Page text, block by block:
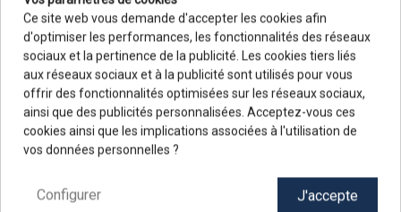
INFOS PRODUIT
Page de garde : Sans (6 feuillets) ou Avec (7
feuillets)
Format : 33 x 49 cm
Grille calendaire : Bimestrielle
Infos : N° de semaines, jours fériés
Kaupp
Ce site web vous demande d'accepter les cookies afin
d'optimiser les performances, les fonctionnalités des réseaux
sociaux et la pertinence de la publicité. Les cookies tiers liés
aux réseaux sociaux et à la publicité sont utilisés pour vous
offrir des fonctionnalités optimisées sur les réseaux sociaux,
ainsi que des publicités personnalisées. Acceptez-vous ces
cookies ainsi que les implications associées à l'utilisation de
vos données personnelles ?
J'accepte
Configurer